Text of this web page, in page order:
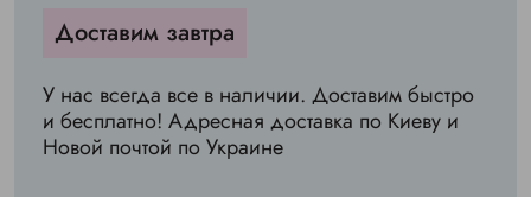
Доставим завтра
У нас всегда все в наличии. Доставим быстро
и бесплатно! Адресная доставка по Киеву и
Новой почтой по Украине